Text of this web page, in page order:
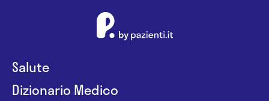
Salute
Dizionario Medico